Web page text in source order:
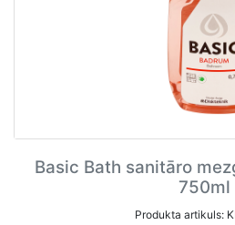
Basic Bath sanitāro
750ml
Produkta artikuls: